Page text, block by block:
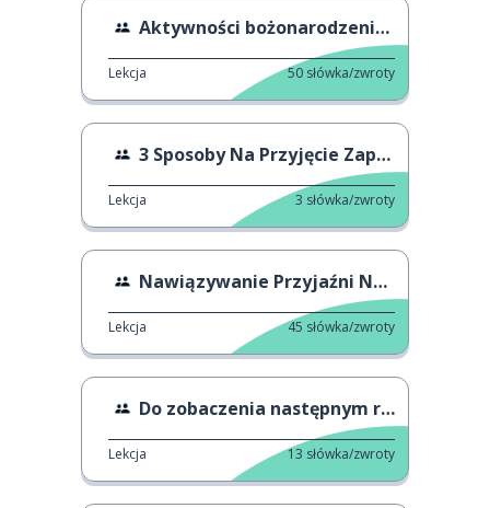
Aktywności bożonarodzeniowe w Montrealu
Lekcja 50 słówka/zwroty
3 Sposoby Na Przyjęcie Zaproszenia
Lekcja 3 słówka/zwroty
Nawiązywanie Przyjaźni Na Uczelni
Lekcja 45 słówka/zwroty
Do zobaczenia następnym razem
Lekcja 13 słówka/zwroty